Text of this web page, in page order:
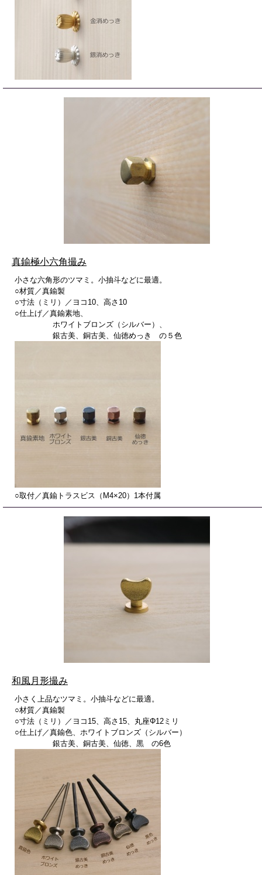
真鍮極小六角撮み
小さな六角形のツマミ。小抽斗などに最適。
○材質／真鍮製
○寸法（ミリ）／ヨコ10、高さ10
○仕上げ／真鍮素地、
ホワイトブロンズ（シルバー）、
銀古美、銅古美、仙徳めっき の５色
○取付／真鍮トラスビス（M4×20）1本付属
和風月形撮み
小さく上品なツマミ。小抽斗などに最適。
○材質／真鍮製
○寸法（ミリ）／ヨコ15、高さ15、丸座Φ12ミリ
○仕上げ／真鍮色、ホワイトブロンズ（シルバー）
銀古美、銅古美、仙徳、黒 の6色